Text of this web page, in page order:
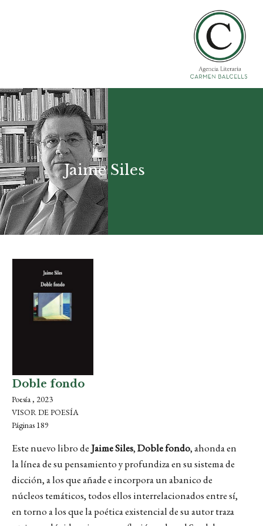
Jaime Siles
Doble fondo
Poesía , 2023
VISOR DE POESÍA
Páginas 189
Este nuevo libro de Jaime Siles,Doble fondo, ahonda en
la línea de su pensamiento y profundiza en su sistema de
dicción, a los que añade e incorpora un abanico de
núcleos temáticos, todos ellos interrelacionados entre sí,
en torno a los que la poética existencial de su autor traza